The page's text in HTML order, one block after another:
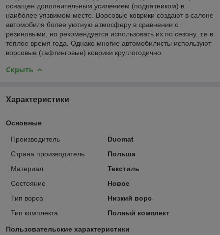
оснащен дополнительным усилением (подпятником) в
наиболее уязвимом месте. Ворсовые коврики создают в салоне
автомобиля более уютную атмосферу в сравнении с
резиновыми, но рекомендуется использовать их по сезону, т.е в
теплое время года. Однако многие автомобилисты используют
ворсовые (тафтинговые) коврики круглогодично.
Скрыть
Характеристики
Основные
Производитель
Duomat
Страна производитель
Польша
Материал
Текстиль
Состояние
Новое
Тип ворса
Низкий ворс
Тип комплекта
Полный комплект
Пользовательские характеристики